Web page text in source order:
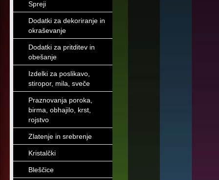
Spreji
Dodatki za dekoriranje in
okraševanje
Dodatki za pritditev in
obešanje
Izdelki za poslikavo,
stiropor, mila, sveče
Praznovanja poroka,
birma, obhajilo, krst,
rojstvo
Zlatenje in srebrenje
Kristalčki
Bleščice